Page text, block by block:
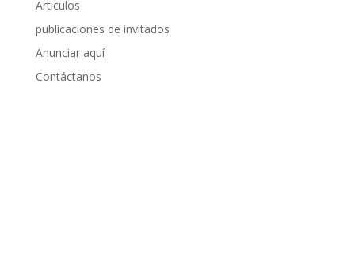
Articulos
publicaciones de invitados
Anunciar aquí
Contáctanos